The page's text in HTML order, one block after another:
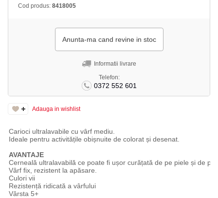
Cod produs: 8418005
Anunta-ma cand revine in stoc
Informatii livrare
Telefon:
0372 552 601
Adauga in wishlist
Carioci ultralavabile cu vârf mediu.
Ideale pentru activitățile obișnuite de colorat și desenat.
AVANTAJE
Cerneală ultralavabilă ce poate fi ușor curățată de pe piele și de pe
Vârf fix, rezistent la apăsare.
Culori vii
Rezistență ridicată a vârfului
Vârsta 5+